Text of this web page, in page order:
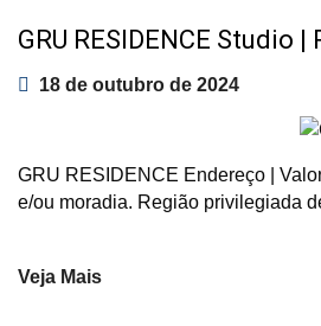
GRU RESIDENCE
18 de outubro de 2024
GRU RESIDENCE Endereço |
e/ou moradia. Região privilegiada
Veja Mais